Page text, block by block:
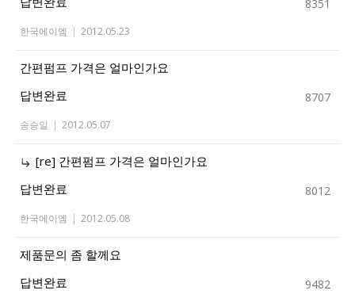
한국에이엠 | 2012.05.23
8351
간편펌프 가격은 얼마인가요
답변완료
송승일 | 2012.05.07
8707
[re] 간편펌프 가격은 얼마인가요
답변완료
한국에이엠 | 2012.05.08
8012
제품문의 좀 할께요
답변완료
9482